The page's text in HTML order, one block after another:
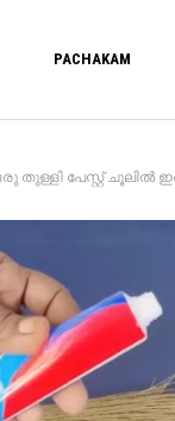
PACHAKAM
പേസ്റ്റ് ചൂലിൽ ഇങ്ങനെ